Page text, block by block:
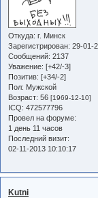
Откуда: г. Минск
Зарегистрирован: 29-01-
Сообщений: 2137
Уважение: [+42/-3]
Позитив: [+34/-2]
Пол: Мужской
Возраст: 56 [1969-12-10]
ICQ: 472577796
Провел на форуме:
1 день 11 часов
Последний визит:
02-11-2013 10:10:17
Kutni